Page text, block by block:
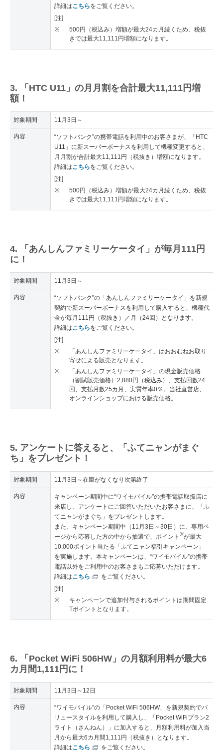
詳細はこちらをご覧ください。
[注]
※
500円（税込み）増額が最大24カ月続くため、税抜
きでは最大11,111円増額になります。
3. 「HTC U11」の月月割を合計最大11,111円増
額！
対象期間 11月3日～
内容
“ソフトバンク”の携帯電話を利用中のお客さまが、「HTC
U11」に新スーパーボーナスを利用して機種変更すると、
月月割が合計最大11,111円（税抜き）増額になります。
詳細はこちらをご覧ください。
[注]
※
500円（税込み）増額が最大24カ月続くため、税抜
きでは最大11,111円増額になります。
4. 「あんしんファミリーケータイ」が毎月111円
に！
対象期間 11月3日～
内容
“ソフトバンク”の「あんしんファミリーケータイ」を新規
契約で新スーパーボーナスを利用して購入すると、機種代
金が毎月111円（税抜き）／月（24回）となります。
詳細はこちらをご覧ください。
[注]
※
「あんしんファミリーケータイ」はおおむねお取り
寄せによる販売となります。
※
「あんしんファミリーケータイ」の現金販売価格
（割賦販売価格）2,880円（税込み）、支払回数24
回、支払月数25カ月、実質年率0％。当社直営店、
オンラインショップにおける販売価格。
5. アンケートに答えると、「ふてニャンがまぐ
ち」をプレゼント！
対象期間 11月3日～在庫がなくなり次第終了
内容
キャンペーン期間中に“ワイモバイル”の携帯電話取扱店に
来店し、アンケートにご回答いただいたお客さまに、「ふ
てニャンがまぐち」をプレゼントします。
また、キャンペーン期間中（11月3日～30日）に、専用ペ
ージから応募した方の中から抽選で、ポイント ※が最大
10,000ポイント当たる「ふてニャン福引キャンペーン」
を実施します。本キャンペーンは、“ワイモバイル”の携帯
電話以外をご利用中のお客さまもご応募いただけます。
詳細はこちら
をご覧ください。
[注]
※
キャンペーンで追加付与されるポイントは期間固定
Tポイントとなります。
6. 「Pocket WiFi 506HW」の月額利用料が最大6
カ月間1,111円に！
対象期間 11月3日～12日
内容
“ワイモバイル”の「Pocket WiFi 506HW」を新規契約でバ
リュースタイルを利用して購入し、「Pocket WiFiプラン2
ライト（さんねん）」に加入すると、月額利用料が加入当
月から最大6カ月間1,111円（税抜き）となります。
詳細はこちら をご覧ください。